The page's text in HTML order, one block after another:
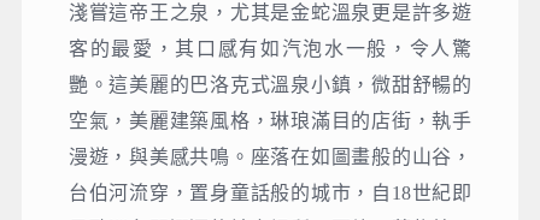
淺嘗這帝王之泉，尤其是金蛇溫泉更是許多遊
客的最愛，其口感有如汽泡水一般，令人驚
艷。這美麗的巴洛克式溫泉小鎮，微甜舒暢的
空氣，美麗建築風格，琳琅滿目的店街，執手
漫遊，與美感共鳴。座落在如圖畫般的山谷，
台伯河流穿，置身童話般的城市，自18世紀即